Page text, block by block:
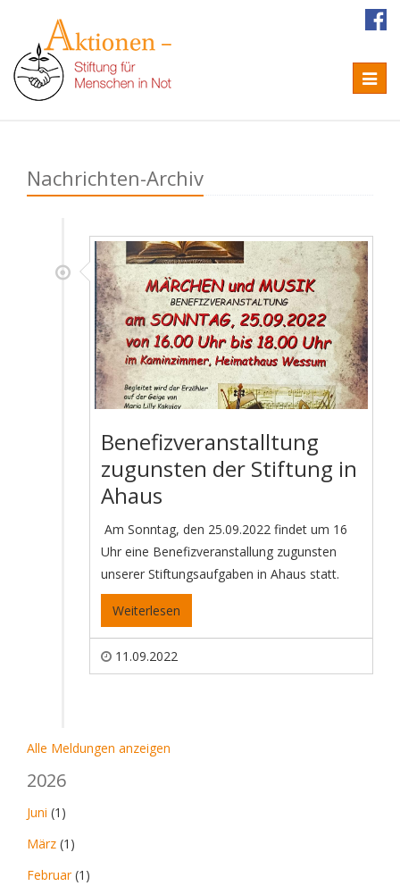
Nachrichten-Archiv
Benefizveranstalltung
zugunsten der Stiftung in
Ahaus
Am Sonntag, den 25.09.2022 findet um 16
Uhr eine Benefizveranstallung zugunsten
unserer Stiftungsaufgaben in Ahaus statt.
Weiterlesen
11.09.2022
Alle Meldungen anzeigen
2026
Juni (1)
März (1)
Februar(1)